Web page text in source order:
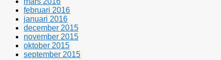
februari 2016
januari 2016
december 2015
november 2015
oktober 2015
september 2015